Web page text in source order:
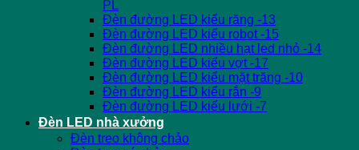
PL
Đèn đường LED kiểu răng -13
Đèn đường LED kiểu robot -15
Đèn đường LED nhiều hạt led nhỏ -14
Đèn đường LED kiểu vợt -17
Đèn đường LED kiểu mặt trăng -10
Đèn đường LED kiểu rắn -9
Đèn đường LED kiểu lưới -7
Đèn LED nhà xưởng
Đèn treo không chảo